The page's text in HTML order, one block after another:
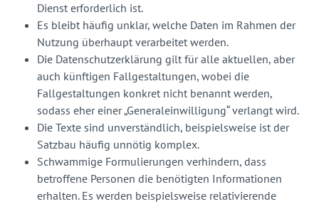
Dienst erforderlich ist.
Es bleibt häufig unklar, welche Daten im Rahmen der
Nutzung überhaupt verarbeitet werden.
Die Datenschutzerklärung gilt für alle aktuellen, aber
auch künftigen Fallgestaltungen, wobei die
Fallgestaltungen konkret nicht benannt werden,
sodass eher einer „Generaleinwilligung“ verlangt wird.
Die Texte sind unverständlich, beispielsweise ist der
Satzbau häufig unnötig komplex.
Schwammige Formulierungen verhindern, dass
betroffene Personen die benötigten Informationen
erhalten. Es werden beispielsweise relativierende